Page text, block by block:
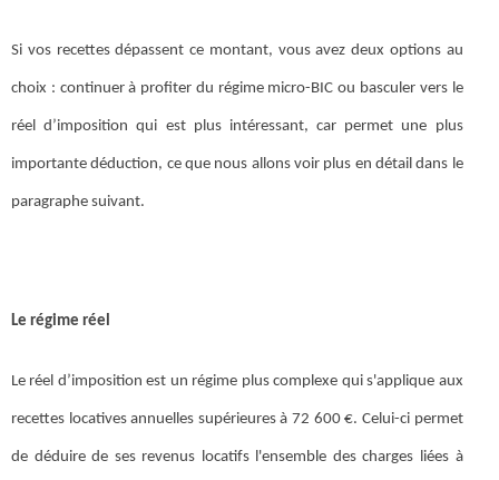
Si vos recettes dépassent ce montant, vous avez deux options au
choix : continuer à profiter du régime micro-BIC ou basculer vers le
réel d’imposition qui est plus intéressant, car permet une plus
importante déduction, ce que nous allons voir plus en détail dans le
paragraphe suivant.
Le régime réel
Le réel d’imposition est un régime plus complexe qui s'applique aux
recettes locatives annuelles supérieures à 72 600 €. Celui-ci permet
de déduire de ses revenus locatifs l'ensemble des charges liées à